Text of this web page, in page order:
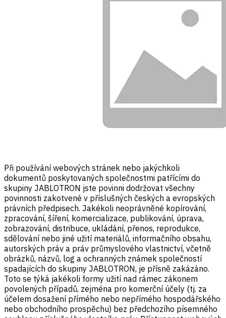
Při používání webových stránek nebo jakýchkoli
dokumentů poskytovaných společnostmi patřícími do
skupiny JABLOTRON jste povinni dodržovat všechny
povinnosti zakotvené v příslušných českých a evropských
právních předpisech. Jakékoli neoprávněné kopírování,
zpracování, šíření, komercializace, publikování, úprava,
zobrazování, distribuce, ukládání, přenos, reprodukce,
sdělování nebo jiné užití materiálů, informačního obsahu,
autorských práv a práv průmyslového vlastnictví, včetně
obrázků, názvů, log a ochranných známek společností
spadajících do skupiny JABLOTRON, je přísně zakázáno.
Toto se týká jakékoli formy užití nad rámec zákonem
povolených případů, zejména pro komerční účely (tj. za
účelem dosažení přímého nebo nepřímého hospodářského
nebo obchodního prospěchu) bez předchozího písemného